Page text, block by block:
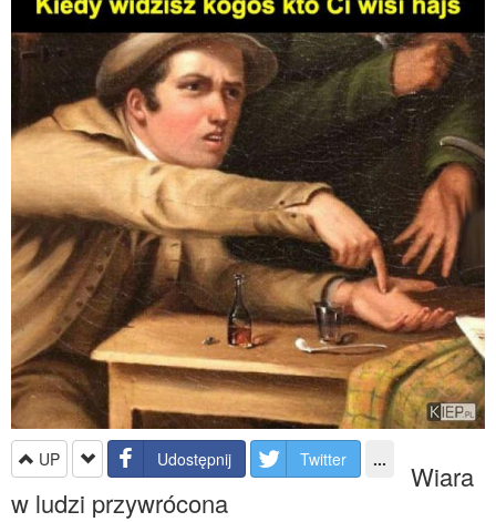
UP Udostępnij Twitter ... Wiara
w ludzi przywrócona